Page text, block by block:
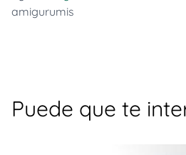
amigurumis
Puede que te